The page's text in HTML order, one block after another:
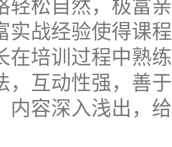
轻松自然，极富
实战经验使得课
在培训过程中熟
，互动性强，善
内容深入浅出，